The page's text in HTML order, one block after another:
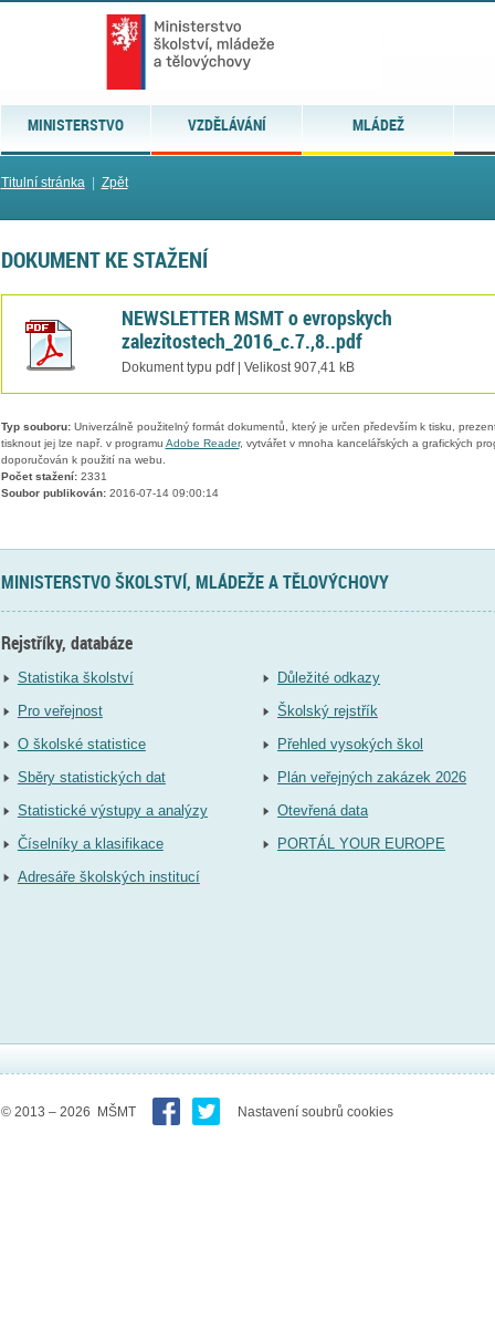
MINISTERSTVO VZDĚLÁVÁNÍ MLÁDEŽ
Titulní stránka| Zpět
DOKUMENT KE STAŽENÍ
NEWSLETTER MSMT o evropskych
zalezitostech_2016_c.7.,8..pdf
Dokument typu pdf | Velikost 907,41 kB
Typ souboru:Univerzálně použitelný formát dokumentů, který je určen především k tisku,
tisknout jej lze např. v programu Adobe Reader, vytvářet v mnoha kancelářských a grafických
doporučován k použití na webu.
Počet stažení:2331
Soubor publikován:2016-07-14 09:00:14
MINISTERSTVO ŠKOLSTVÍ, MLÁDEŽE A TĚLOVÝCHOVY
Rejstříky, databáze
Statistika školství
Pro veřejnost
O školské statistice
Sběry statistických dat
Statistické výstupy a analýzy
Číselníky a klasifikace
Adresáře školských institucí
Důležité odkazy
Školský rejstřík
Přehled vysokých škol
Plán veřejných zakázek 2026
Otevřená data
PORTÁL YOUR EUROPE
© 2013 – 2026 MŠMT Nastavení soubrů cookies